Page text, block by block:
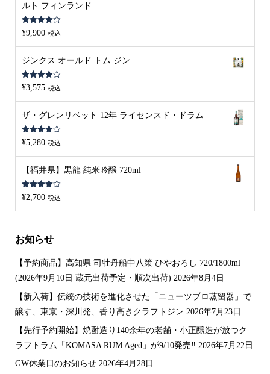
ルト フィンランド
5段階中
4.00の評
¥9,900 税込
ジンクス オールド トム ジン
5段階中
4.00の評
¥3,575 税込
ザ・グレンリベット 12年 ライセンスド・ドラム
5段階中
4.00の評
¥5,280 税込
【福井県】黒龍 純米吟醸 720ml
5段階中
4.00の評
¥2,700 税込
お知らせ
【予約商品】高知県 司牡丹船中八策 ひやおろし 720/1800ml
(2026年9月10日 蔵元出荷予定・順次出荷) 2026年8月4日
【新入荷】伝統の技術を進化させた「ニューツブロ蒸留器」で
醸す、東京・深川発、香り高きクラフトジン 2026年7月23日
【先行予約開始】焼酎造り140余年の老舗・小正醸造が放つク
ラフトラム「KOMASA RUM Aged」が9/10発売‼️ 2026年7月22日
GW休業日のお知らせ 2026年4月28日